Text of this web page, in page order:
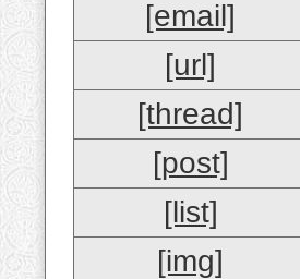
[email]
[url]
[thread]
[post]
[list]
[img]